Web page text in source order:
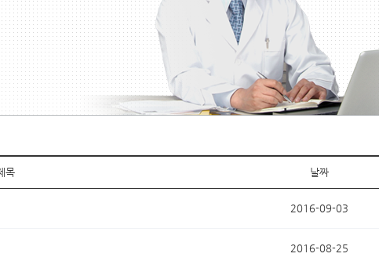
목 날짜
2016-09-03
2016-08-25